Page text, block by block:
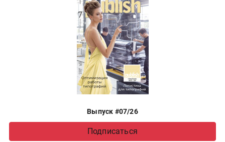
Выпуск #07/26
Подписаться